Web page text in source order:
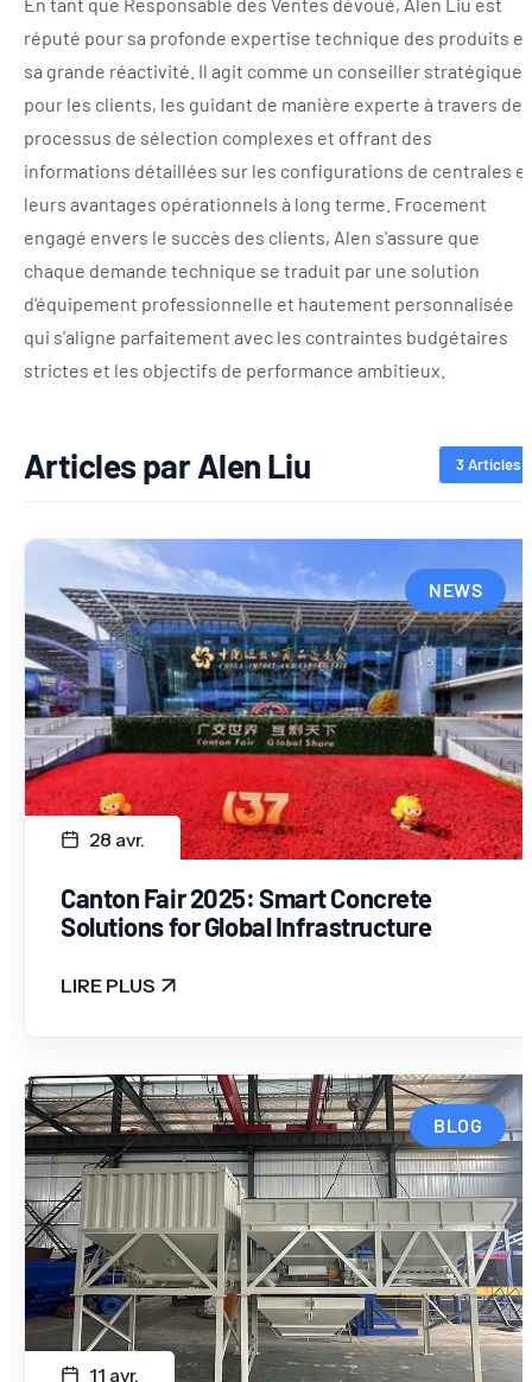
réputé pour sa profonde expertise technique des produits et
sa grande réactivité. Il agit comme un conseiller stratégique
pour les clients, les guidant de manière experte à travers des
processus de sélection complexes et offrant des
informations détaillées sur les configurations de centrales et
leurs avantages opérationnels à long terme. Frocement
engagé envers le succès des clients, Alen s'assure que
chaque demande technique se traduit par une solution
d'équipement professionnelle et hautement personnalisée
qui s'aligne parfaitement avec les contraintes budgétaires
strictes et les objectifs de performance ambitieux.
Articles par Alen Liu 3 Articles
28 avr.
NEWS
Canton Fair 2025: Smart Concrete
Solutions for Global Infrastructure
LIRE PLUS
: CANTON FAIR 2025: SMART CONCRETE
11 avr.
BLOG